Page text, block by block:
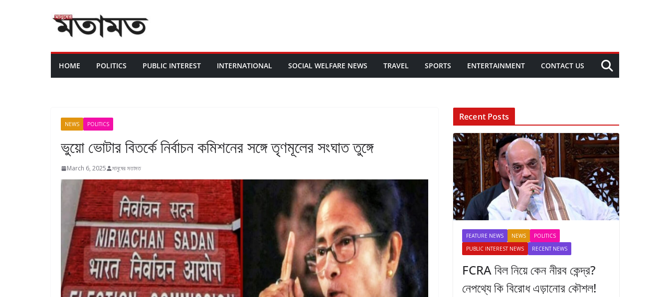
HOME POLITICS PUBLIC INTEREST INTERNATIONAL SOCIAL WELFARE NEWS TRAVEL SPORTS ENTERTAINMENT CONTACT US
NEWS POLITICS
ভুয়ো ভোটার বিতর্কে নির্বাচন কমিশনের সঙ্গে তৃণমূলের সংঘাত তুঙ্গে
March 6, 2025 মানুষের মতামত
Recent Posts
FEATURE NEWS NEWS
POLITICS
PUBLIC INTEREST NEWS
RECENT NEWS
FCRA বিল নিয়ে কেন নীরব কেন্দ্র?
নেপথ্যে কি বিরোধ এড়ানোর কৌশল!